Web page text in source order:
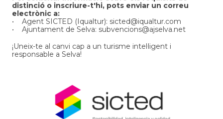
distinció o inscriure-t'hi, pots enviar un correu
electrònic a:
• Agent SICTED (Iqualtur): sicted@iqualtur.com
• Ajuntament de Selva: subvencions@ajselva.net
¡Uneix-te al canvi cap a un turisme intel·ligent i
responsable a Selva!